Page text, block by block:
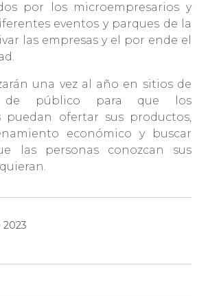
por los microempresarios y
eventos y parques de la
las empresas y el por ende el
una vez al año en sitios de
de público para que los
puedan ofertar sus productos,
económico y buscar
las personas conozcan sus
2023